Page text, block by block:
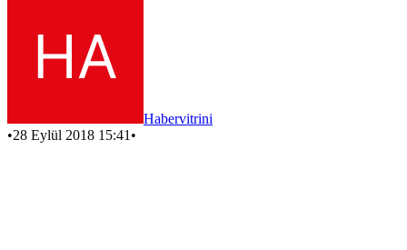
Habervitrini
•28 Eylül 2018 15:41 •